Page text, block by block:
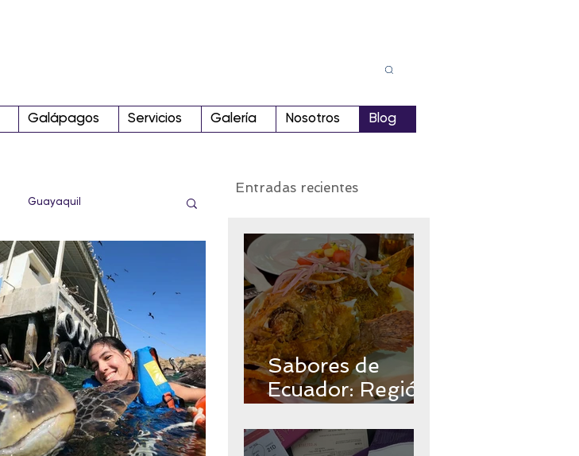
Galápagos Servicios Galería Nosotros Blog
Guayaquil
Tips Parque Nacional
Entradas recientes
Sabores de
Ecuador: Región